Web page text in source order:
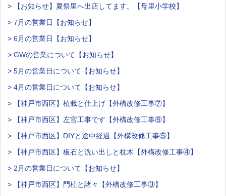
> 【お知らせ】夏祭里へ出店してます。【母里小学校】
> 7月の営業日【お知らせ】
> 6月の営業日【お知らせ】
> GWの営業について【お知らせ】
> 5月の営業日について【お知らせ】
> 4月の営業日について【お知らせ】
> 【神戸市西区】植栽と仕上げ【外構改修工事⑦】
> 【神戸市西区】左官工事です【外構改修工事⑥】
> 【神戸市西区】DIYと途中経過【外構改修工事⑤】
> 【神戸市西区】板石と洗い出しと枕木【外構改修工事④】
> 2月の営業日について【お知らせ】
> 【神戸市西区】門柱と諸々【外構改修工事③】